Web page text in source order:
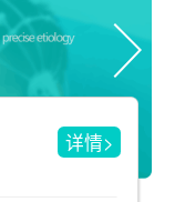
详情>